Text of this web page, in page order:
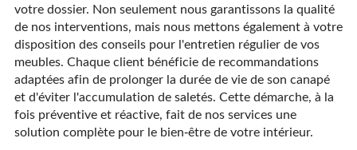
votre dossier. Non seulement nous garantissons la qualité
de nos interventions, mais nous mettons également à votre
disposition des conseils pour l'entretien régulier de vos
meubles. Chaque client bénéficie de recommandations
adaptées afin de prolonger la durée de vie de son canapé
et d'éviter l'accumulation de saletés. Cette démarche, à la
fois préventive et réactive, fait de nos services une
solution complète pour le bien-être de votre intérieur.